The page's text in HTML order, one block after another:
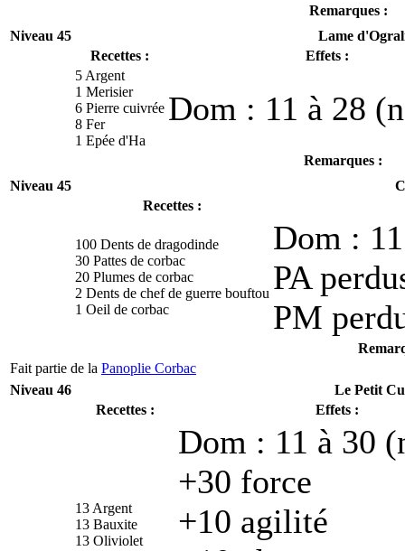
Remarques :
Niveau 45
Lame
Recettes :
Effets :
5 Argent
1 Merisier
6 Pierre cuivrée
8 Fer
1 Epée d'Ha
Dom : 11 à 28
Remarques :
Niveau 45
Recettes :
100 Dents de dragodinde
30 Pattes de corbac
20 Plumes de corbac
2 Dents de chef de guerre bouftou
1 Oeil de corbac
Dom :
PA
PM
Fait partie de la Panoplie Corbac
Niveau 46
Le Petit
Recettes :
Effets :
13 Argent
13 Bauxite
13 Oliviolet
Dom : 11 à 30
+30 force
+10 agilité